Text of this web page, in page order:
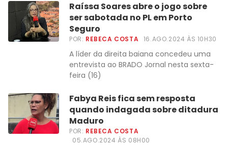
Raíssa Soares abre o jogo sobre
ser sabotada no PL em Porto
Seguro
POR: REBECA COSTA 16.AGO.2024 ÀS 10H30
A líder da direita baiana concedeu uma
entrevista ao BRADO Jornal nesta sexta-
feira (16)
Fabya Reis fica sem resposta
quando indagada sobre ditadura
Maduro
POR: REBECA COSTA
05.AGO.2024 ÀS 08H00